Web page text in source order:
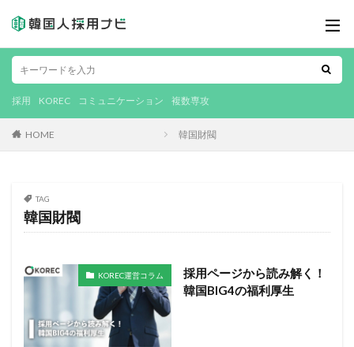
採用 KOREC コミュニケーション 複数専攻
HOME 韓国財閥
TAG
韓国財閥
KOREC運営コラム
採用ページから読み解く！
韓国BIG4の福利厚生